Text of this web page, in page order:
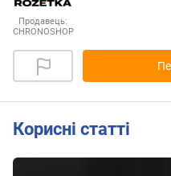
Продавець:
CHRONOSHOP
Корисні статті